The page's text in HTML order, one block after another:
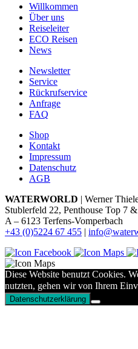
Willkommen
Über uns
Reiseleiter
ECO Reisen
News
Newsletter
Service
Rückrufservice
Anfrage
FAQ
Shop
Kontakt
Impressum
Datenschutz
AGB
WATERWORLD | Werner
Stublerfeld 22, Penthouse Top 7
A – 6123 Terfens-Vomperbach
+43 (0)5224 67 455 |
Diese Website benutzt Cookies.
nutzten, gehen wir von Ihrem
Datenschutzerklärung